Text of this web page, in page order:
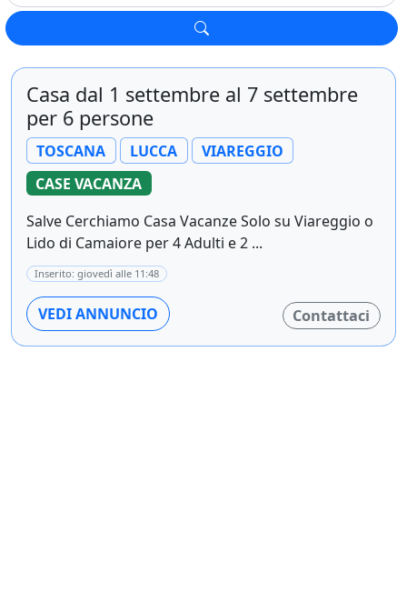
Casa dal 1 settembre al 7 settembre
per 6 persone
TOSCANA LUCCA
VIAREGGIO
CASE VACANZA
Salve Cerchiamo Casa Vacanze Solo su Viareggio o
Lido di Camaiore per 4 Adulti e 2 ...
Inserito: giovedì alle 11:48
VEDI ANNUNCIO Contattaci